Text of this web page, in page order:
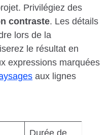
Privilégiez des
contraste. Les détails
lors de la
le résultat en
expressions marquées
aux lignes